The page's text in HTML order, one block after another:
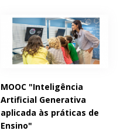
MOOC "Inteligência
Artificial Generativa
aplicada às práticas de
Ensino"